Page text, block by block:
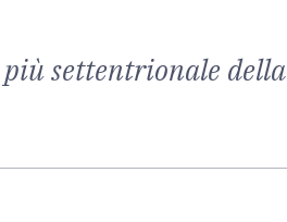
settentrionale della